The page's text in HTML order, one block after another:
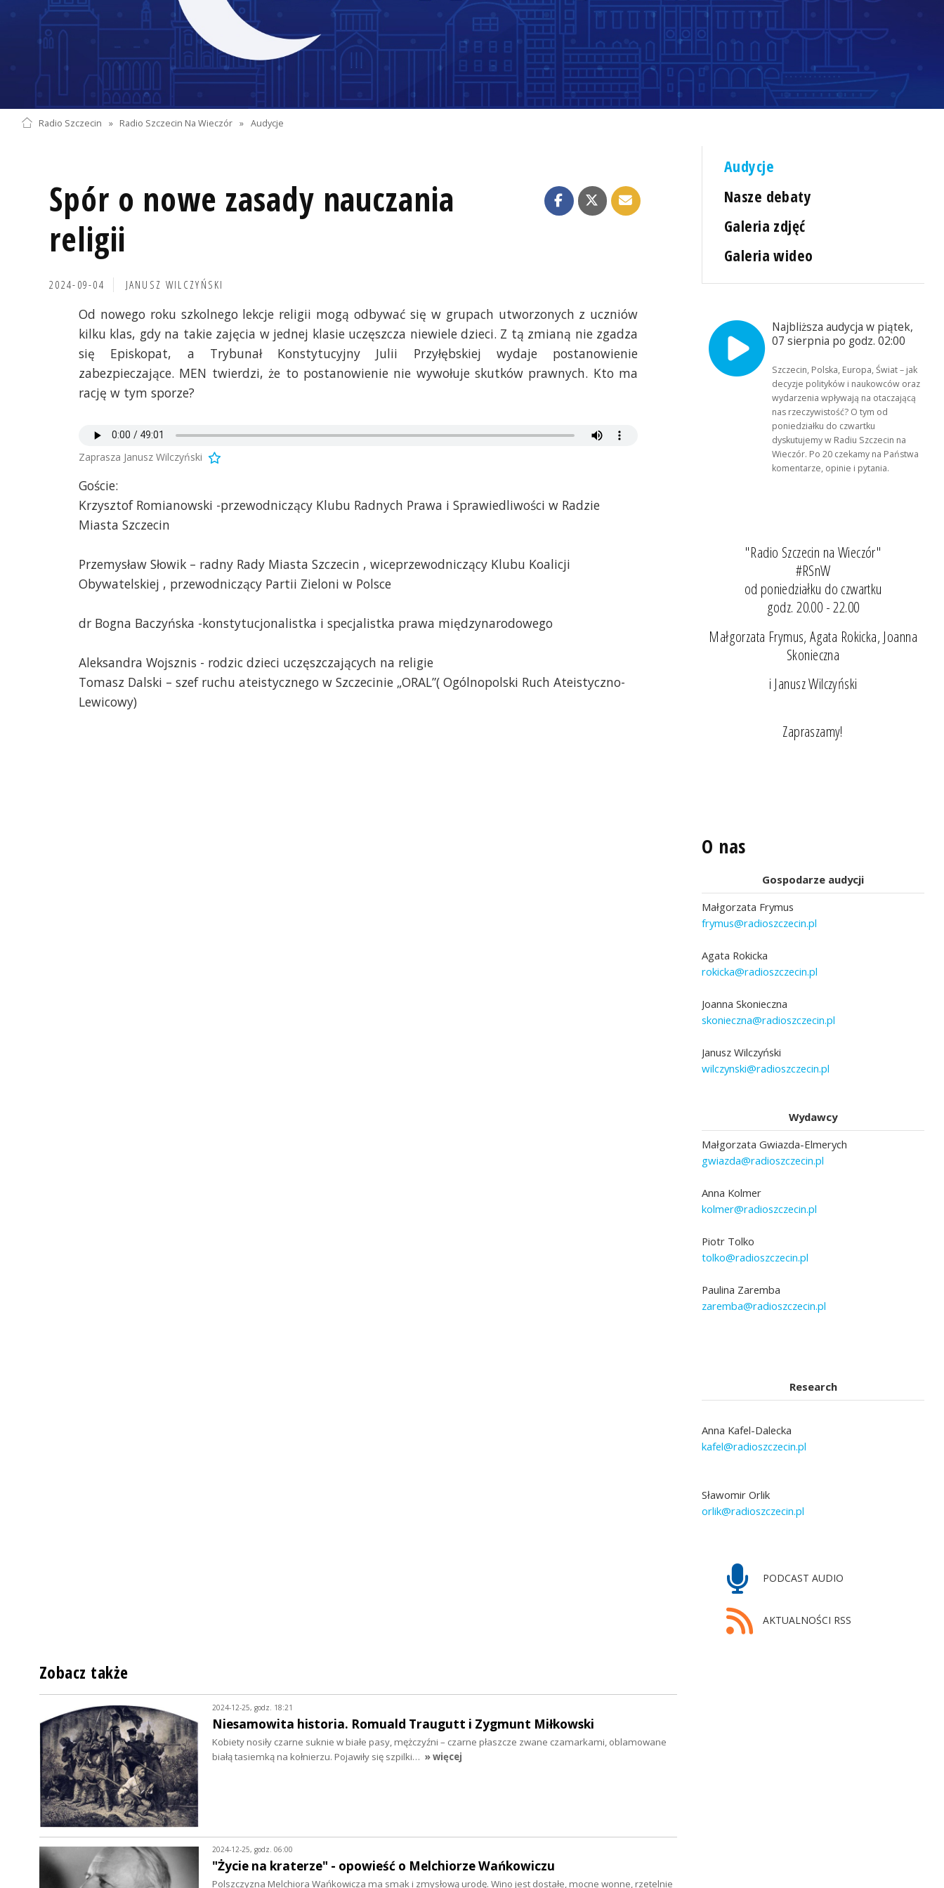
Radio Szczecin » Radio Szczecin Na Wieczór » Audycje
Spór o nowe zasady nauczania
religii
2024-09-04 JANUSZ WILCZYŃSKI
Od nowego roku szkolnego lekcje religii mogą odbywać się w grupach utworzonych z uczniów
kilku klas, gdy na takie zajęcia w jednej klasie uczęszcza niewiele dzieci. Z tą zmianą nie zgadza
się Episkopat, a Trybunał Konstytucyjny Julii Przyłębskiej wydaje postanowienie
zabezpieczające. MEN twierdzi, że to postanowienie nie wywołuje skutków prawnych. Kto ma
rację w tym sporze?
Zaprasza Janusz Wilczyński
Goście:
Krzysztof Romianowski -przewodniczący Klubu Radnych Prawa i Sprawiedliwości w Radzie
Miasta Szczecin
Przemysław Słowik – radny Rady Miasta Szczecin , wiceprzewodniczący Klubu Koalicji
Obywatelskiej , przewodniczący Partii Zieloni w Polsce
dr Bogna Baczyńska -konstytucjonalistka i specjalistka prawa międzynarodowego
Aleksandra Wojsznis - rodzic dzieci uczęszczających na religie
Tomasz Dalski – szef ruchu ateistycznego w Szczecinie „ORAL”( Ogólnopolski Ruch Ateistyczno-
Lewicowy)
Audycje
Nasze debaty
Galeria zdjęć
Galeria wideo
Najbliższa audycja w piątek,
07 sierpnia po godz. 02:00
Szczecin, Polska, Europa, Świat – jak
decyzje polityków i naukowców oraz
wydarzenia wpływają na otaczającą
nas rzeczywistość? O tym od
poniedziałku do czwartku
dyskutujemy w Radiu Szczecin na
Wieczór. Po 20 czekamy na Państwa
komentarze, opinie i pytania.
"Radio Szczecin na Wieczór"
#RSnW
od poniedziałku do czwartku
godz. 20.00 - 22.00
Małgorzata Frymus, Agata Rokicka, Joanna
Skonieczna
i Janusz Wilczyński
Zapraszamy!
O nas
Gospodarze audycji
Małgorzata Frymus
frymus@radioszczecin.pl
Agata Rokicka
rokicka@radioszczecin.pl
Joanna Skonieczna
skonieczna@radioszczecin.pl
Janusz Wilczyński
wilczynski@radioszczecin.pl
Wydawcy
Małgorzata Gwiazda-Elmerych
gwiazda@radioszczecin.pl
Anna Kolmer
kolmer@radioszczecin.pl
Piotr Tolko
tolko@radioszczecin.pl
Paulina Zaremba
zaremba@radioszczecin.pl
Research
Anna Kafel-Dalecka
kafel@radioszczecin.pl
Sławomir Orlik
orlik@radioszczecin.pl
PODCAST AUDIO
AKTUALNOŚCI RSS
Zobacz także
2024-12-25, godz. 18:21
Niesamowita historia. Romuald Traugutt i Zygmunt Miłkowski
Kobiety nosiły czarne suknie w białe pasy, mężczyźni – czarne płaszcze zwane czamarkami, oblamowane
białą tasiemką na kołnierzu. Pojawiły się szpilki… » więcej
2024-12-25, godz. 06:00
"Życie na kraterze" - opowieść o Melchiorze Wańkowiczu
Polszczyzna Melchiora Wańkowicza ma smak i zmysłową urodę. Wino jest dostałe, mocne wonne, rzetelnie